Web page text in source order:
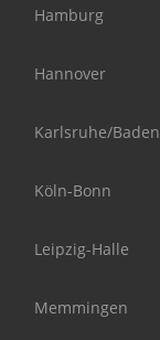
Hamburg
Hannover
Karlsruhe/
Köln-Bonn
Leipzig-Halle
Memmingen